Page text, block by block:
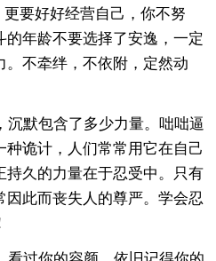
要好好经营自己，你不努
年龄不要选择了安逸，一定
不牵绊，不依附，定然动
沉默包含了多少力量。咄咄逼
种诡计，人们常常用它在自己
持久的力量在于忍受中。只有
此而丧失人的尊严。学会忍